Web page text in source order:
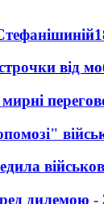
від
дилемою